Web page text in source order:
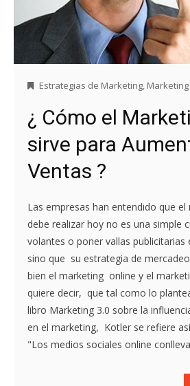
Estrategias de Marketing,
¿ Cómo el
sirve para
Ventas ?
Las empresas han entendido que el
debe realizar hoy no es una simple
volantes o poner vallas publicitarias
sino que su estrategia de
bien el marketing online y el
quiere decir, que tal como lo
libro Marketing 3.0 sobre la
en el marketing, Kotler se refiere
"Los medios sociales online